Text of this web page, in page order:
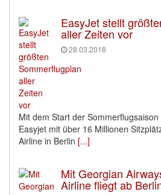
EasyJet stellt
aller Zeiten vor
28.03.2018
Mit dem Start der
Easyjet mit über 16 Millionen
Airline in Berlin [...]
Mit Georgian
Airline fliegt ab